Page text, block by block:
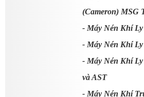
(Cameron) MSG
- Máy Nén Khí
- Máy Nén Khí
- Máy Nén Khí
và AST
- Máy Nén Khí